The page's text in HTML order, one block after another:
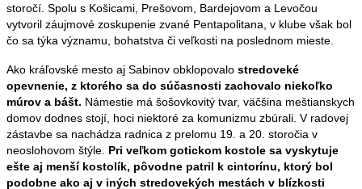
storočí. Spolu s Košicami, Prešovom, Bardejovom a Levočou
vytvoril záujmové zoskupenie zvané Pentapolitana, v klube však bol
čo sa týka významu, bohatstva či veľkosti na poslednom mieste.
Ako kráľovské mesto aj Sabinov obklopovalo stredoveké
opevnenie, z ktorého sa do súčasnosti zachovalo niekoľko
múrov a bášt. Námestie má šošovkovitý tvar, väčšina meštianskych
domov dodnes stojí, hoci niektoré za komunizmu zbúrali. V radovej
zástavbe sa nachádza radnica z prelomu 19. a 20. storočia v
neoslohovom štýle. Pri veľkom gotickom kostole sa vyskytuje
ešte aj menší kostolík, pôvodne patril k cintorínu, ktorý bol
podobne ako aj v iných stredovekých mestách v blízkosti